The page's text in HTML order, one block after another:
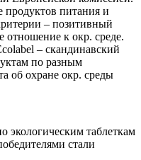
продуктов питания и
– позитивный
отношение к окр. среде.
– скандинавский
по разным
об охране окр. среды
таблеткам
стали